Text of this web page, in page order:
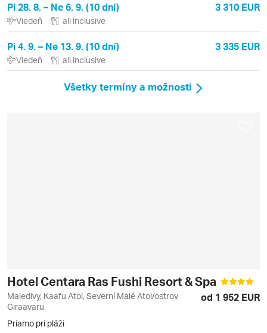
Pi 28. 8. – Ne 6. 9. (10 dní) 3 310 EUR
Viedeň all inclusive
Pi 4. 9. – Ne 13. 9. (10 dní) 3 335 EUR
Viedeň all inclusive
Všetky termíny a možnosti
Hotel Centara Ras Fushi Resort & Spa
Maledivy, Kaafu Atol, Severní Malé Atol/ostrov
Giraavaru
od 1 952 EUR
Priamo pri pláži